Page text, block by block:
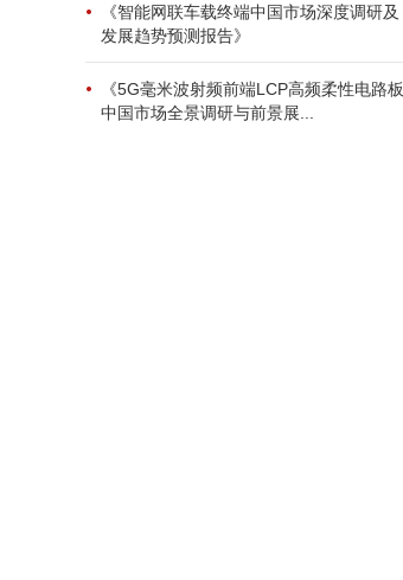
《智能网联车载终端中国市场深度调研及
发展趋势预测报告》
《5G毫米波射频前端LCP高频柔性电路板
中国市场全景调研与前景展...